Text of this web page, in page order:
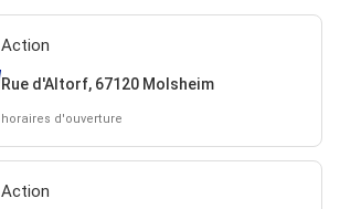
Action
Rue d'Altorf, 67120 Molsheim
horaires d'ouverture
Action